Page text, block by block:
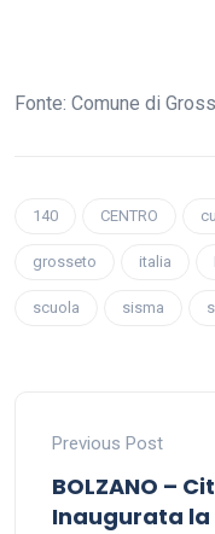
Fonte: Comune di
140 CENTRO
grosseto italia
scuola sisma
Previous Post
BOLZANO –
Inaugurata la